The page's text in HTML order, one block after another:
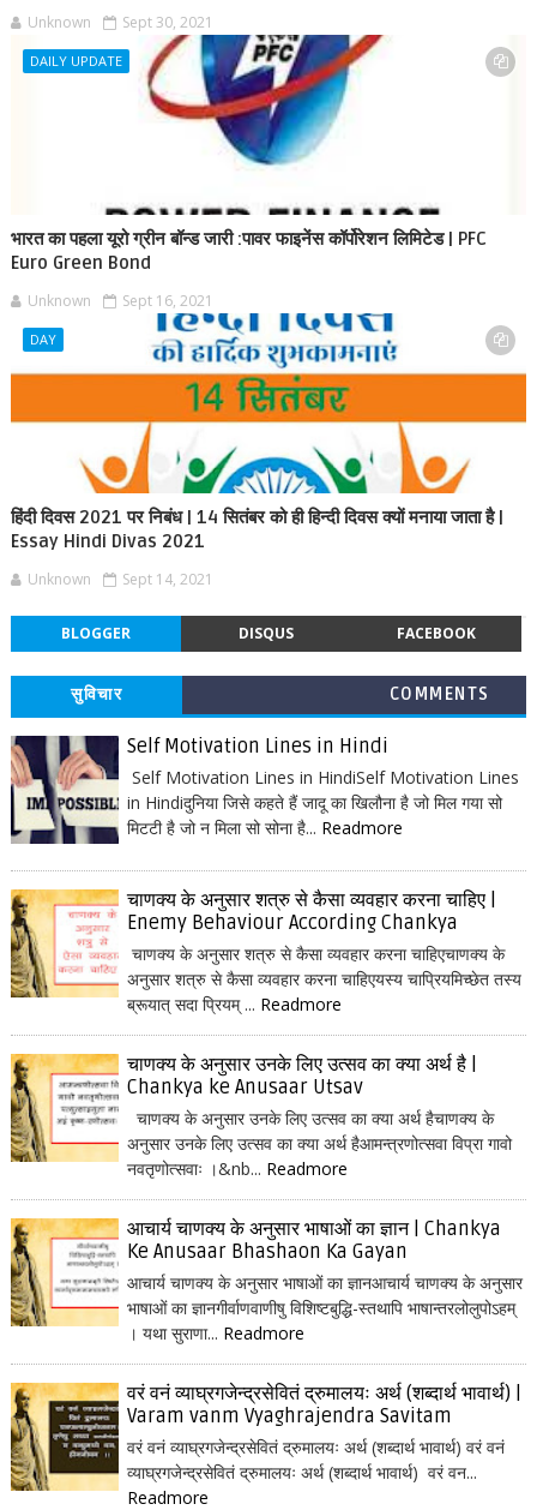
Unknown Sept 30, 2021
DAILY UPDATE
भारत का पहला यूरो ग्रीन बॉन्ड जारी :पावर फाइनेंस कॉर्पोरेशन लिमिटेड | PFC
Euro Green Bond
Unknown Sept 16, 2021
DAY
हिंदी दिवस 2021 पर निबंध | 14 सितंबर को ही हिन्दी दिवस क्यों मनाया जाता है |
Essay Hindi Divas 2021
Unknown Sept 14, 2021
BLOGGER DISQUS FACEBOOK
सुविचार COMMENTS
Self Motivation Lines in Hindi
Self Motivation Lines in HindiSelf Motivation Lines
in Hindiदुनिया जिसे कहते हैं जादू का खिलौना है जो मिल गया सो
मिटटी है जो न मिला सो सोना है... Readmore
चाणक्य के अनुसार शत्रु से कैसा व्यवहार करना चाहिए |
Enemy Behaviour According Chankya
चाणक्य के अनुसार शत्रु से कैसा व्यवहार करना चाहिएचाणक्य के
अनुसार शत्रु से कैसा व्यवहार करना चाहिएयस्य चाप्रियमिच्छेत तस्य
ब्रूयात् सदा प्रियम् ... Readmore
चाणक्य के अनुसार उनके लिए उत्सव का क्या अर्थ है |
Chankya ke Anusaar Utsav
चाणक्य के अनुसार उनके लिए उत्सव का क्या अर्थ हैचाणक्य के
अनुसार उनके लिए उत्सव का क्या अर्थ हैआमन्त्रणोत्सवा विप्रा गावो
नवतृणोत्सवाः ।&nb... Readmore
आचार्य चाणक्य के अनुसार भाषाओं का ज्ञान | Chankya
Ke Anusaar Bhashaon Ka Gayan
आचार्य चाणक्य के अनुसार भाषाओं का ज्ञानआचार्य चाणक्य के अनुसार
भाषाओं का ज्ञानगीर्वाणवाणीषु विशिष्टबुद्धि-स्तथापि भाषान्तरलोलुपोऽहम्
। यथा सुराणा... Readmore
वरं वनं व्याघ्रगजेन्द्रसेवितं द्रुमालयः अर्थ (शब्दार्थ भावार्थ) |
Varam vanm Vyaghrajendra Savitam
वरं वनं व्याघ्रगजेन्द्रसेवितं द्रुमालयः अर्थ (शब्दार्थ भावार्थ) वरं वनं
व्याघ्रगजेन्द्रसेवितं द्रुमालयः अर्थ (शब्दार्थ भावार्थ) वरं वन...
Readmore